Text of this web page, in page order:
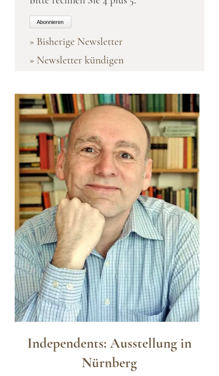
Abonnieren
» Bisherige Newsletter
» Newsletter kündigen
Independents: Ausstellung in
Nürnberg